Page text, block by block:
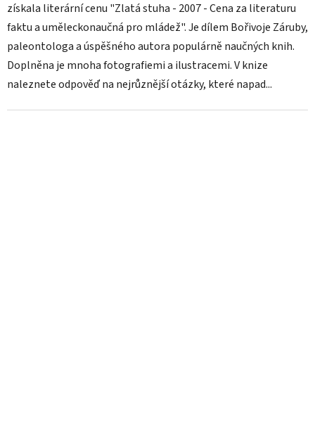
získala literární cenu "Zlatá stuha - 2007 - Cena za literaturu
faktu a uměleckonaučná pro mládež". Je dílem Bořivoje Záruby,
paleontologa a úspěšného autora populárně naučných knih.
Doplněna je mnoha fotografiemi a ilustracemi. V knize
naleznete odpověď na nejrůznější otázky, které napad...